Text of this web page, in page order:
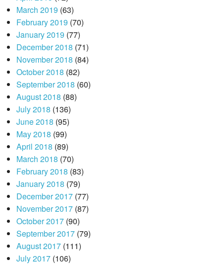
March 2019 (63)
February 2019 (70)
January 2019 (77)
December 2018 (71)
November 2018 (84)
October 2018 (82)
September 2018 (60)
August 2018 (88)
July 2018 (136)
June 2018 (95)
May 2018 (99)
April 2018 (89)
March 2018 (70)
February 2018 (83)
January 2018 (79)
December 2017(77)
November 2017(87)
October 2017(90)
September 2017(79)
August 2017(111)
July 2017(106)